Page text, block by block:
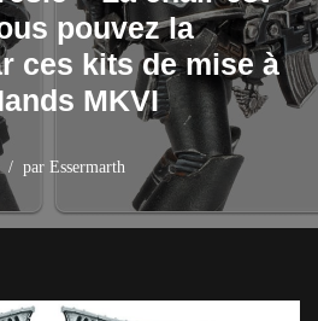
pouvez la
ces kits de mise à
MKVI
par Essermarth